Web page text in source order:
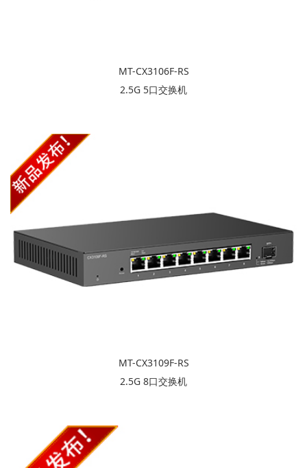
MT-CX3106F-RS
2.5G 5口交换机
MT-CX3109F-RS
2.5G 8口交换机